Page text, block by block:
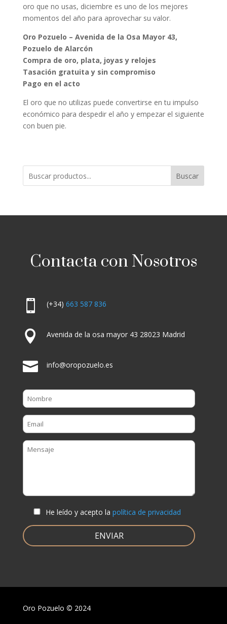
oro que no usas, diciembre es uno de los mejores
momentos del año para aprovechar su valor.
Oro Pozuelo – Avenida de la Osa Mayor 43,
Pozuelo de Alarcón
Compra de oro, plata, joyas y relojes
Tasación gratuita y sin compromiso
Pago en el acto
El oro que no utilizas puede convertirse en tu impulso
económico para despedir el año y empezar el siguiente
con buen pie.
Buscar
Contacta con Nosotros
 (+34) 663 587 836
 Avenida de la osa mayor 43 28023 Madrid
 info@oropozuelo.es
He leído y acepto la política de privacidad
Oro Pozuelo © 2024